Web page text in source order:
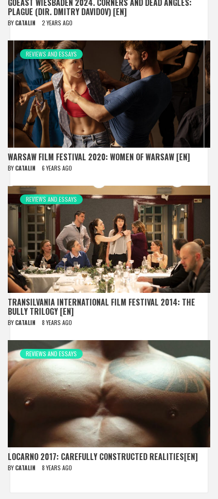
GOEAST WIESBADEN 2024. CORNERS AND DEAD ANGLES:
PLAGUE (DIR. DMITRY DAVIDOV) [EN]
BY CATALIN 2 YEARS AGO
REVIEWS AND ESSAYS
WARSAW FILM FESTIVAL 2020: WOMEN OF WARSAW [EN]
BY CATALIN 6 YEARS AGO
REVIEWS AND ESSAYS
TRANSILVANIA INTERNATIONAL FILM FESTIVAL 2014: THE
BULLY TRILOGY [EN]
BY CATALIN 8 YEARS AGO
REVIEWS AND ESSAYS
LOCARNO 2017: CAREFULLY CONSTRUCTED REALITIES[EN]
BY CATALIN 8 YEARS AGO